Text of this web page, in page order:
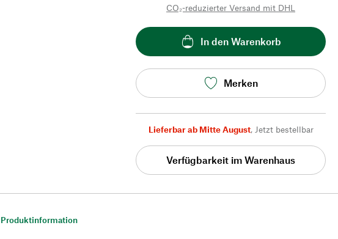
CO₂-reduzierter Versand mit DHL
In den Warenkorb
Merken
Lieferbar ab Mitte August, Jetzt bestellbar
Verfügbarkeit im Warenhaus
Produktinformation